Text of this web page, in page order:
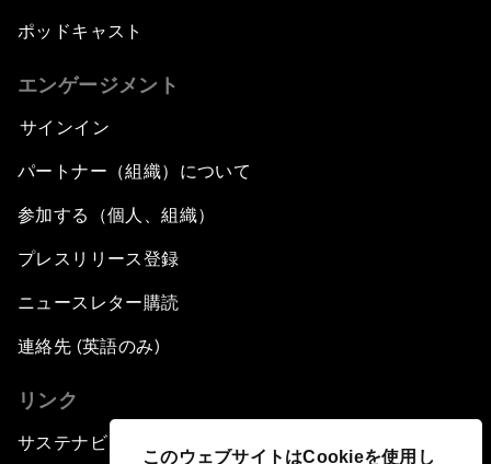
このウェブサイトはCookieを使用し
ポッドキャスト
エンゲージメント
サインイン
パートナー（組織）について
参加する（個人、組織）
プレスリリース登録
ニュースレター購読
連絡先 (英語のみ)
リンク
サステナビリティへの取り組み